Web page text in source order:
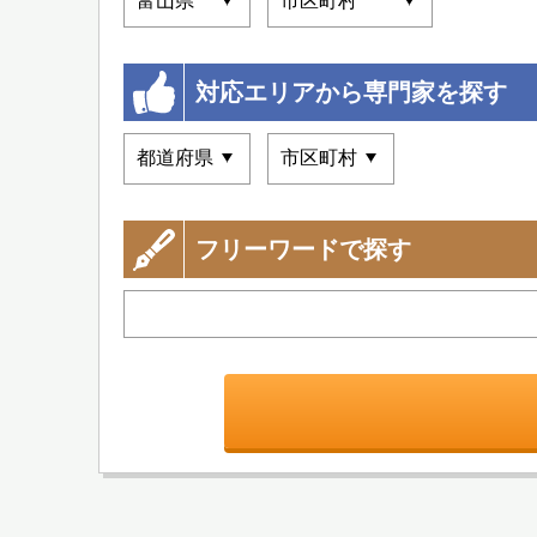
対応エリアから専門家を探す
フリーワードで探す